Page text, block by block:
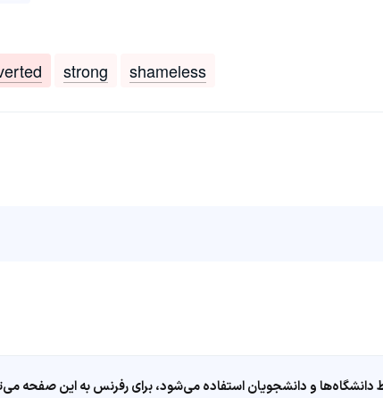
strong shameless
و دانشجویان استفاده می‌شود، برای رفرنس به این صفحه